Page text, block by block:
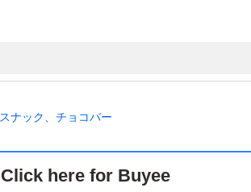
ナック、チョコバー
Click here for Buyee